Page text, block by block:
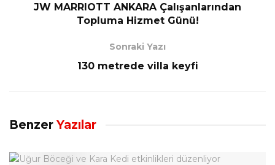
JW MARRIOTT ANKARA Çalışanlarından
Topluma Hizmet Günü!
Sonraki Yazı
130 metrede villa keyfi
Benzer Yazılar